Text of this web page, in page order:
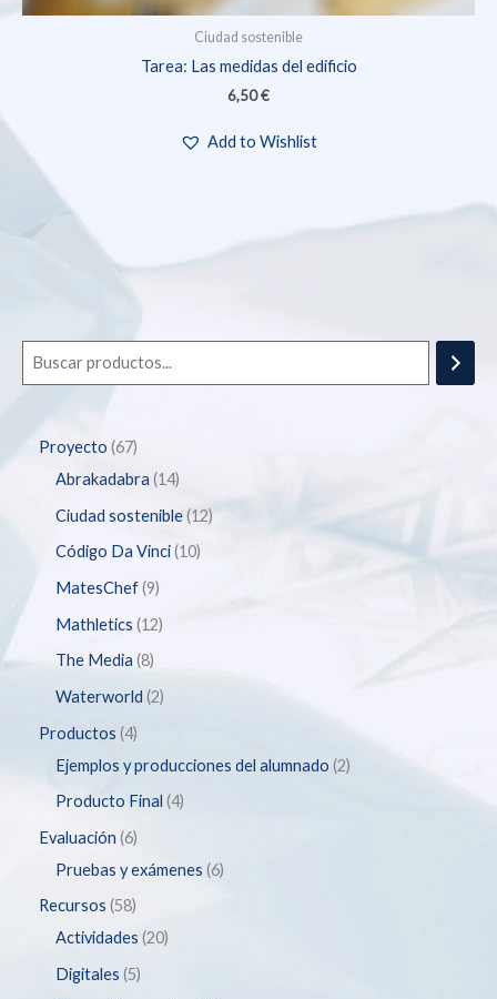
Proyecto 67
Abrakadabra 14
Ciudad sostenible 12
Código Da Vinci 10
MatesChef 9
Mathletics 12
The Media 8
Waterworld 2
Productos 4
Ejemplos y producciones del alumnado 2
Producto Final 4
Evaluación 6
Pruebas y exámenes 6
Recursos 58
Actividades 20
Digitales 5
Ciudad sostenible
Tarea: Las medidas del edificio
6,50€
Add to Wishlist